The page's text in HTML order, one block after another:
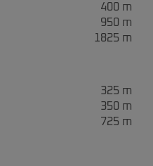
400 m
950 m
1825 m
325 m
350 m
725 m